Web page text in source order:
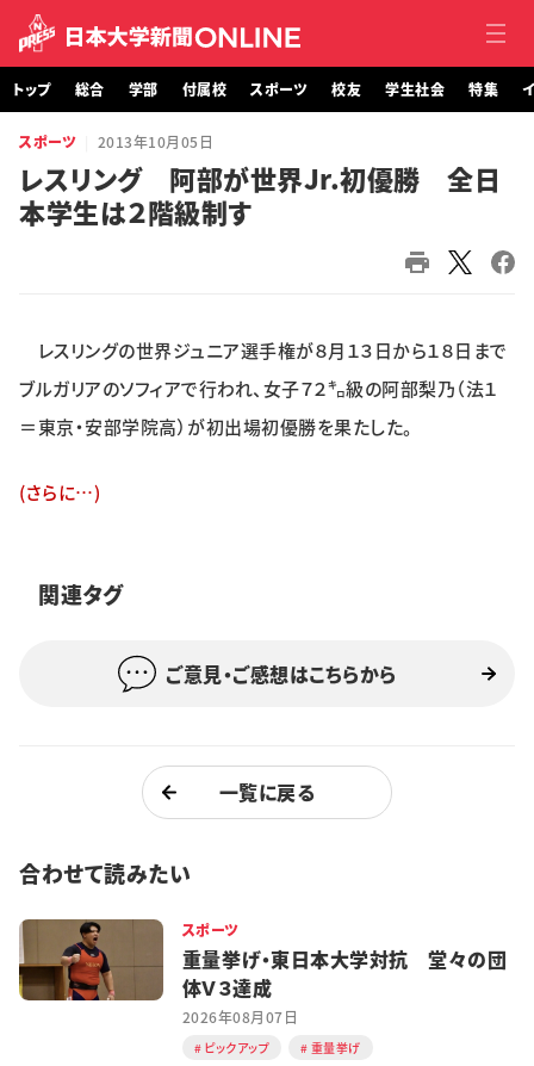
トップ
総合
スポーツ
学生社会
学生記者募集 お問い合わせ
トップ 総合 学部 付属校 スポーツ 校友 学生社会 特集
スポーツ 2013年10月05日
レスリング 阿部が世界Jr.初優勝 全日
本学生は２階級制す
レスリングの世界ジュニア選手権が８月１３日から１８日まで
ブルガリアのソフィアで行われ、女子７２㌔級の阿部梨乃（法１
＝東京・安部学院高）が初出場初優勝を果たした。
(さらに…)
関連タグ
ご意見・ご感想はこちらから
一覧に戻る
合わせて読みたい
スポーツ
重量挙げ・東日本大学対抗 堂々の団
体Ｖ３達成
2026年08月07日
ピックアップ 重量挙げ